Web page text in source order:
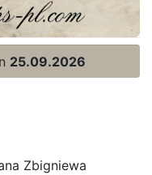
25.09.2026
Zbigniewa